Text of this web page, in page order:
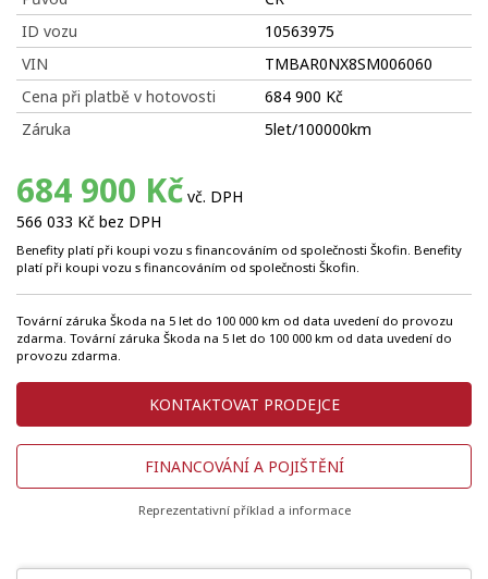
ID vozu
10563975
VIN
TMBAR0NX8SM006060
Cena při platbě v hotovosti
684 900 Kč
Záruka
5let/100000km
684 900 Kč vč. DPH
566 033 Kč bez DPH
Benefity platí při koupi vozu s financováním od společnosti Škofin. Benefity
platí při koupi vozu s financováním od společnosti Škofin.
Tovární záruka Škoda na 5 let do 100 000 km od data uvedení do provozu
zdarma. Tovární záruka Škoda na 5 let do 100 000 km od data uvedení do
provozu zdarma.
KONTAKTOVAT PRODEJCE
FINANCOVÁNÍ A POJIŠTĚNÍ
Reprezentativní příklad a informace